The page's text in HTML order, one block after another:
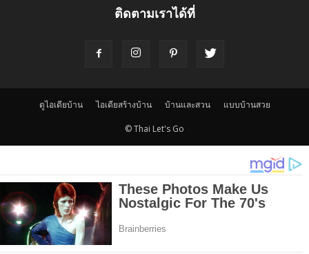
ติดตามเราได้ที่
ดูไอเดียบ้าน ไอเดียสร้างบ้าน บ้านและสวน แบบบ้านสวย
© Thai Let's Go